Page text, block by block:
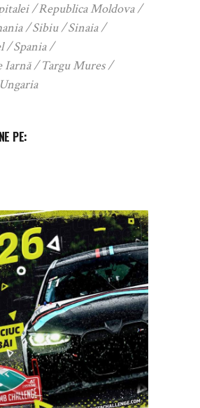
Republica Moldova
Sibiu
Sinaia
Spania
Iarnă
Targu Mures
Ungaria
PE: